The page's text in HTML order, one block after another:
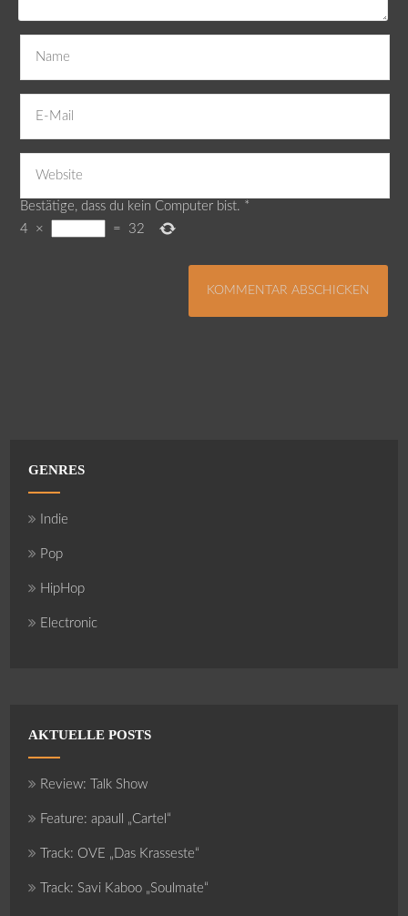
Bestätige, dass du kein Computer bist. *
4
× = 32
GENRES
Indie
Pop
HipHop
Electronic
AKTUELLE POSTS
Review: Talk Show
Feature: apaull „Cartel“
Track: OVE „Das Krasseste“
Track: Savi Kaboo „Soulmate“